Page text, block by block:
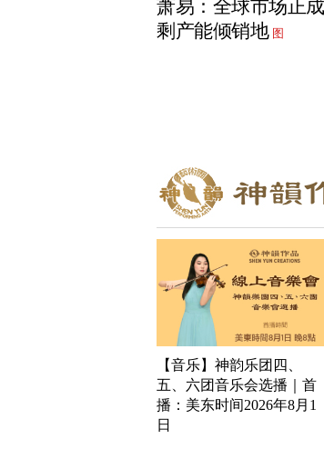
萧易：全球市场正
剩产能倾销地 图
【音乐】神韵乐团四、
五、六团音乐会选播｜首
播：美东时间2026年8月1
日